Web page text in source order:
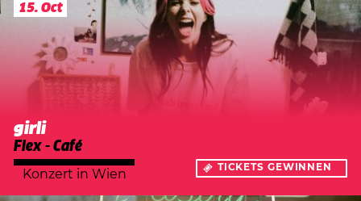
15. Oct
girli
Flex - Café
Konzert in Wien TICKETS GEWINNEN